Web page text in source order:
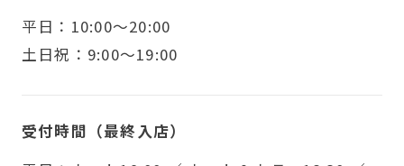
平日：10:00～20:00
土日祝：9:00～19:00
受付時間（最終入店）